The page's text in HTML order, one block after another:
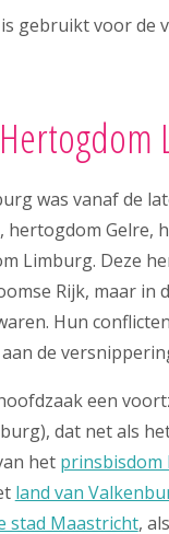
gebruikt voor de
was vanaf de
Gelre,
Limburg. Deze
Rijk, maar
Hun
de
een
dat net als
het prinsbisdom
land van
stad Maastricht,